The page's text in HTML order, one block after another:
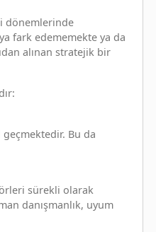
dönemlerinde
fark edememekte ya da
alınan stratejik bir
geçmektedir. Bu da
sürekli olarak
danışmanlık, uyum